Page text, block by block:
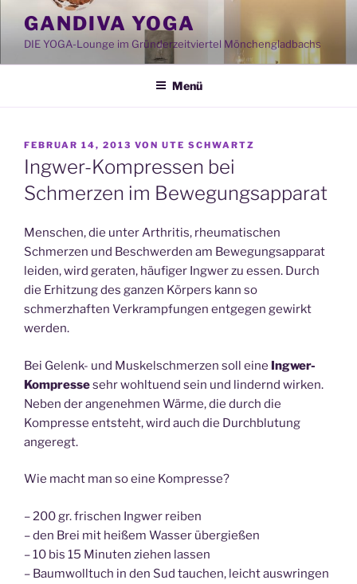
Inhalt
springen
GANDIVA YOGA
DIE YOGA-Lounge im Gründerzeitviertel Mönchengladbachs
Menü
VERÖFFENTLICHT
AM
FEBRUAR 14, 2013 VON UTE SCHWARTZ
Ingwer-Kompressen bei
Schmerzen im Bewegungsapparat
Menschen, die unter Arthritis, rheumatischen
Schmerzen und Beschwerden am Bewegungsapparat
leiden, wird geraten, häufiger Ingwer zu essen. Durch
die Erhitzung des ganzen Körpers kann so
schmerzhaften Verkrampfungen entgegen gewirkt
werden.
Bei Gelenk- und Muskelschmerzen soll eine Ingwer-
Kompressesehr wohltuend sein und lindernd wirken.
Neben der angenehmen Wärme, die durch die
Kompresse entsteht, wird auch die Durchblutung
angeregt.
Wie macht man so eine Kompresse?
– 200 gr. frischen Ingwer reiben
– den Brei mit heißem Wasser übergießen
– 10 bis 15 Minuten ziehen lassen
– Baumwolltuch in den Sud tauchen, leicht auswringen